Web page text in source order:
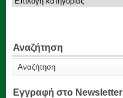
Αναζήτηση
Εγγραφή στο Newsletter